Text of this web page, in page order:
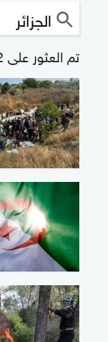
تم العثور على 3102 أخبار "الجزائر"